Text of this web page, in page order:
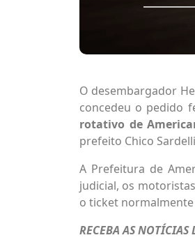
O desembargador
concedeu o pedido
rotativo de
prefeito Chico
A Prefeitura de
judicial, os
o ticket
RECEBA AS NOTÍCIAS